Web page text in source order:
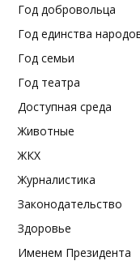
Год добровольца
Год единства
Год семьи
Год театра
Доступная среда
Животные
ЖКХ
Журналистика
Законодательство
Здоровье
Именем Президента